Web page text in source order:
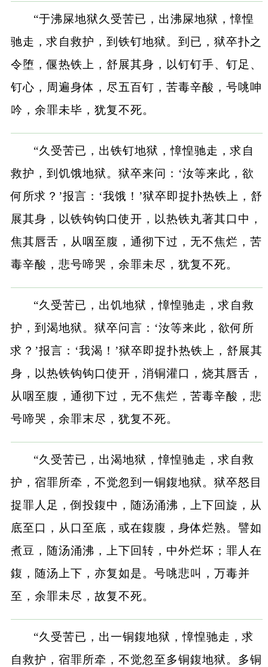
“于沸屎地狱久受苦已，出沸屎地狱，慞惶
驰走，求自救护，到铁钉地狱。到已，狱卒扑之
令堕，偃热铁上，舒展其身，以钉钉手、钉足、
钉心，周遍身体，尽五百钉，苦毒辛酸，号咷呻
吟，余罪未毕，犹复不死。
“久受苦已，出铁钉地狱，慞惶驰走，求自
救护，到饥饿地狱。狱卒来问：‘汝等来此，欲
何所求？’报言：‘我饿！’狱卒即捉扑热铁上，舒
展其身，以铁钩钩口使开，以热铁丸著其口中，
焦其唇舌，从咽至腹，通彻下过，无不焦烂，苦
毒辛酸，悲号啼哭，余罪未尽，犹复不死。
“久受苦已，出饥地狱，慞惶驰走，求自救
护，到渴地狱。狱卒问言：‘汝等来此，欲何所
求？’报言：‘我渴！’狱卒即捉扑热铁上，舒展其
身，以热铁钩钩口使开，消铜灌口，烧其唇舌，
从咽至腹，通彻下过，无不焦烂，苦毒辛酸，悲
号啼哭，余罪末尽，犹复不死。
“久受苦已，出渴地狱，慞惶驰走，求自救
护，宿罪所牵，不觉忽到一铜鍑地狱。狱卒怒目
捉罪人足，倒投鍑中，随汤涌沸，上下回旋，从
底至口，从口至底，或在鍑腹，身体烂熟。譬如
煮豆，随汤涌沸，上下回转，中外烂坏；罪人在
鍑，随汤上下，亦复如是。号咷悲叫，万毒并
至，余罪未尽，故复不死。
“久受苦已，出一铜鍑地狱，慞惶驰走，求
自救护，宿罪所牵，不觉忽至多铜鍑地狱。多铜